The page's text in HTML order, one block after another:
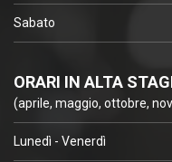
Sabato
ORARI IN ALTA
(aprile, maggio, ottobre,
Lunedì - Venerdì